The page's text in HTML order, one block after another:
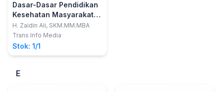
Dasar-Dasar Pendidikan
Kesehatan Masyarakat
dan Promosi Kesehatan
H. Zaidin Ali, SKM.MM.MBA
Trans Info Media
Stok: 1/1
E